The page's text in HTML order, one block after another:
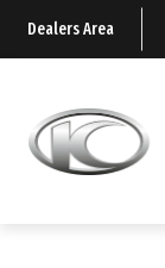
Dealers Area